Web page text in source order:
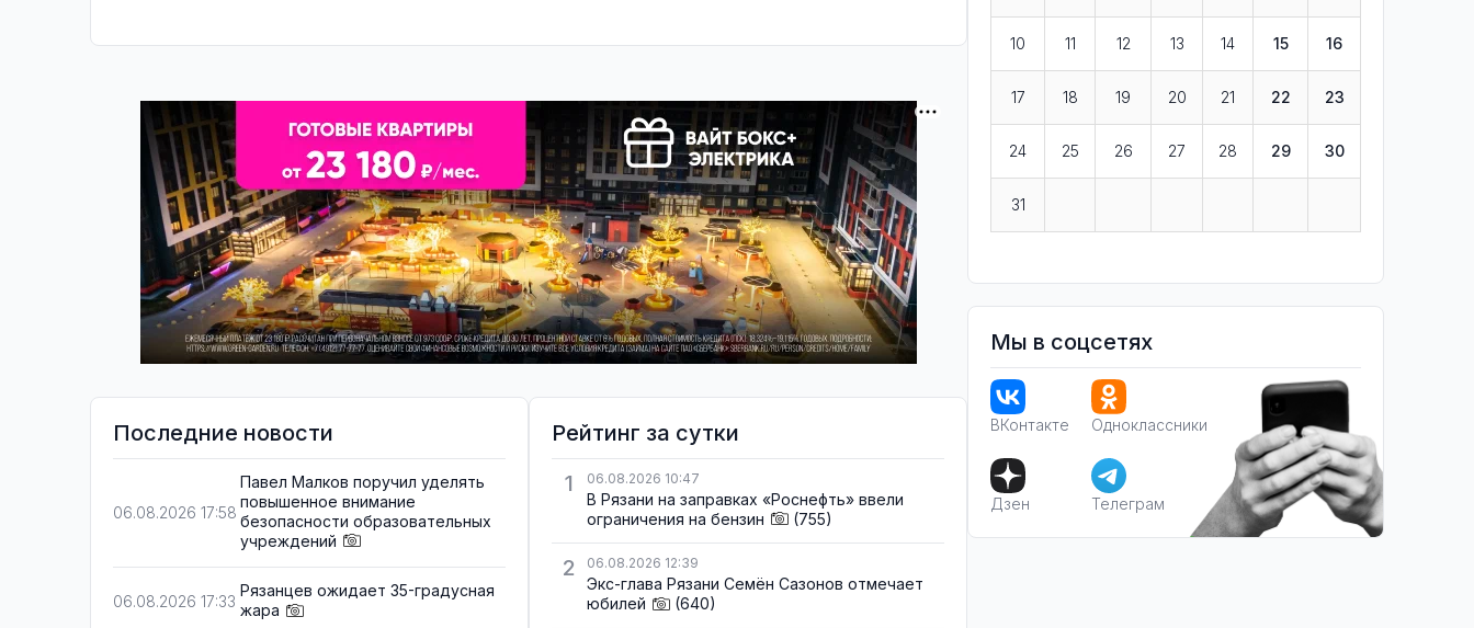
Последние новости
06.08.2026 17:58
Павел Малков поручил уделять
повышенное внимание
безопасности образовательных
учреждений
06.08.2026 17:33
Рязанцев ожидает 35-градусная
жара
Рейтинг за сутки
1
06.08.2026 10:47
В Рязани на заправках «Роснефть» ввели
ограничения на бензин
(755)
2 06.08.2026 12:39
Экс-глава Рязани Семён Сазонов отмечает
юбилей
(640)
10 11 12 13 14 15 16
17 18 19 20 21 22 23
24 25 26 27 28 29 30
31
Мы в соцсетях
ВКонтакте Одноклассники
Дзен Телеграм